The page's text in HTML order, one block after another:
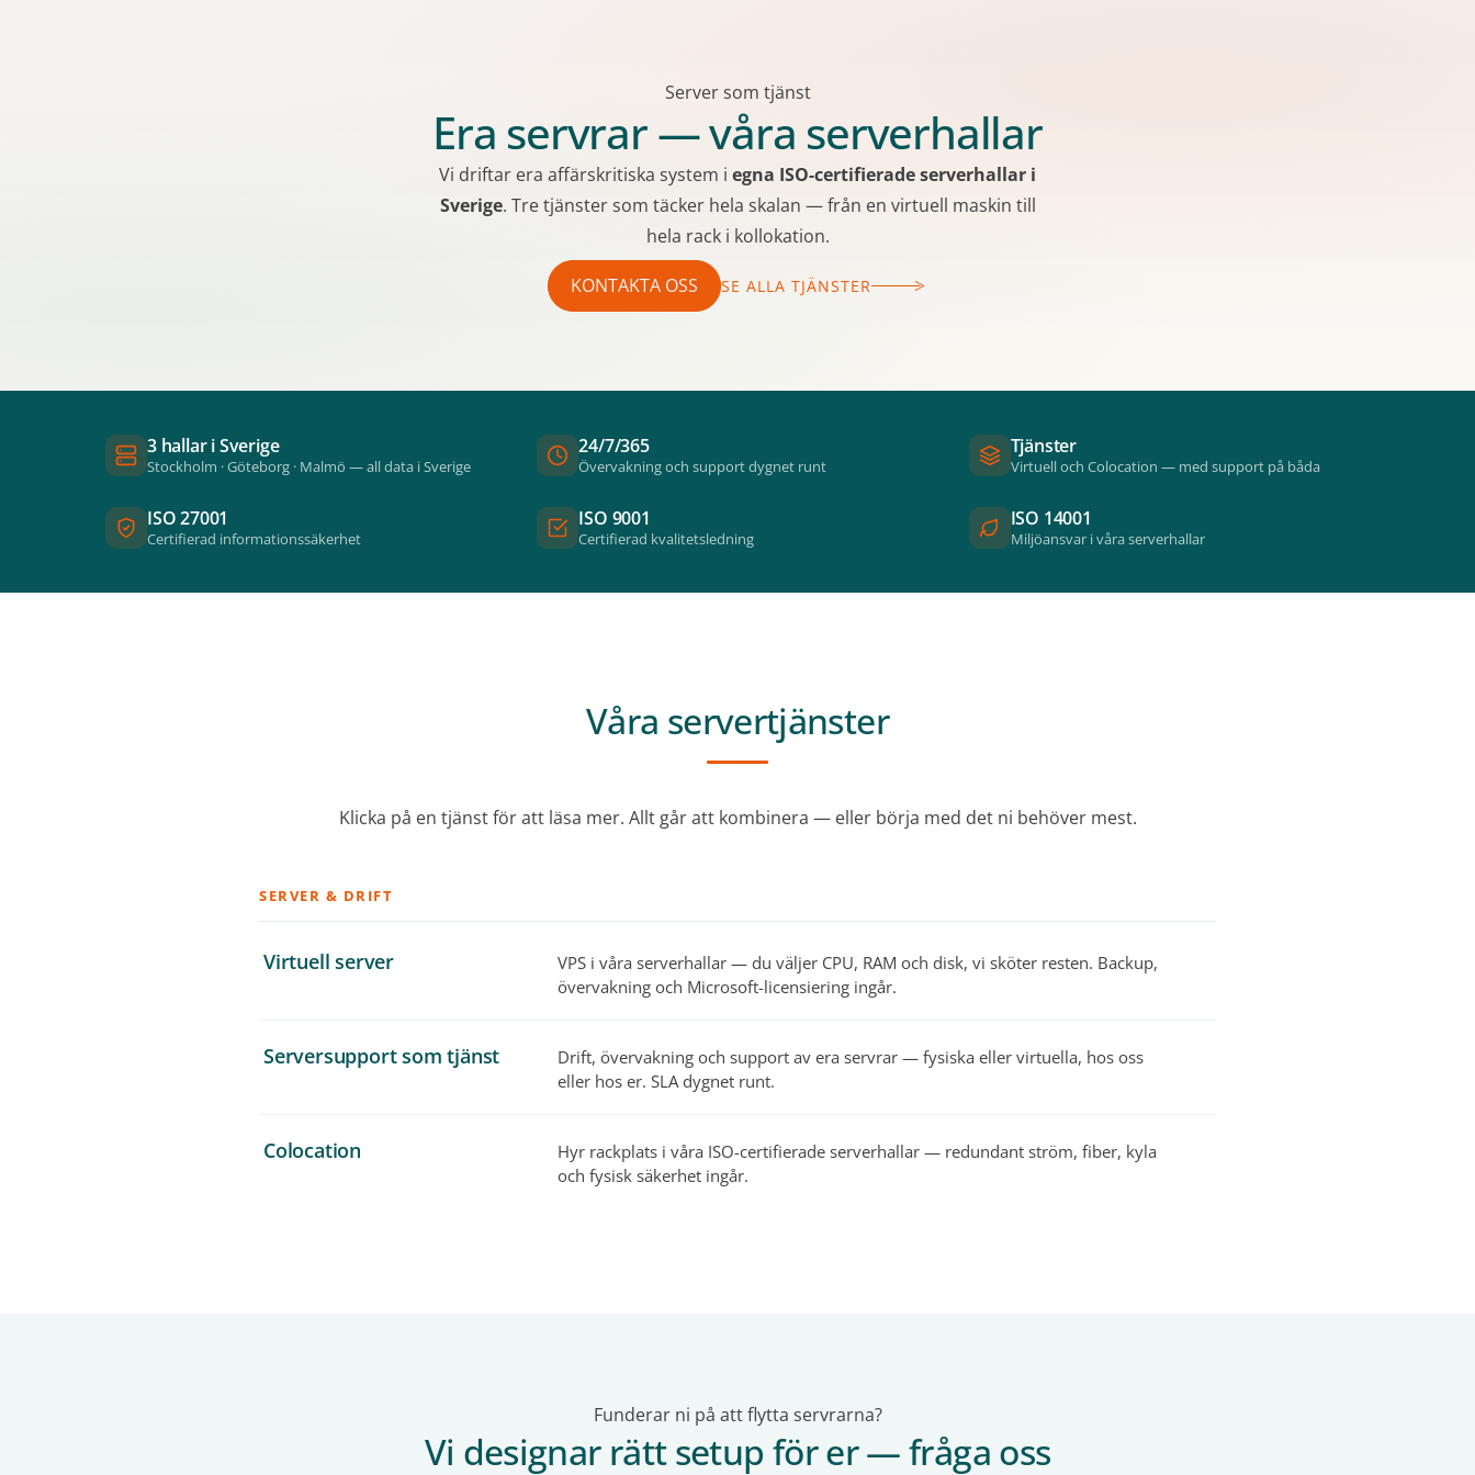
Server som tjänst
Era servrar — våra serverhallar
Vi driftar era affärskritiska system i egna ISO-certifierade serverhallar i
Sverige. Tre tjänster som täcker hela skalan — från en virtuell maskin till
hela rack i kollokation.
KONTAKTA OSS SE ALLA TJÄNSTER
3 hallar i Sverige
Stockholm · Göteborg · Malmö — all data i Sverige
24/7/365
Övervakning och support dygnet runt
Tjänster
Virtuell och Colocation — med support på båda
ISO 27001
Certifierad informationssäkerhet
ISO 9001
Certifierad kvalitetsledning
ISO 14001
Miljöansvar i våra serverhallar
Våra servertjänster
Klicka på en tjänst för att läsa mer. Allt går att kombinera — eller börja med det ni behöver mest.
SERVER & DRIFT
Virtuell server
VPS i våra serverhallar — du väljer CPU, RAM och disk, vi sköter resten. Backup,
övervakning och Microsoft-licensiering ingår.
Serversupport som tjänst
Drift, övervakning och support av era servrar — fysiska eller virtuella, hos oss
eller hos er. SLA dygnet runt.
Colocation
Hyr rackplats i våra ISO-certifierade serverhallar — redundant ström, fiber, kyla
och fysisk säkerhet ingår.
Funderar ni på att flytta servrarna?
Vi designar rätt setup för er — fråga oss